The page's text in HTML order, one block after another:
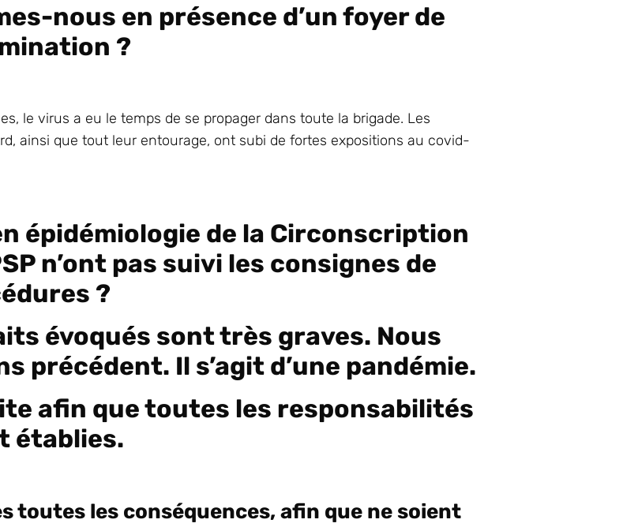
nous en présence d’un foyer de
?
le virus a eu le temps de se propager dans toute la brigade. Les
ainsi que tout leur entourage, ont subi de fortes expositions au covid-
épidémiologie de la Circonscription
n’ont pas suivi les consignes de
?
évoqués sont très graves. Nous
précédent. Il s’agit d’une pandémie.
afin que toutes les responsabilités
établies.
toutes les conséquences, afin que ne soient